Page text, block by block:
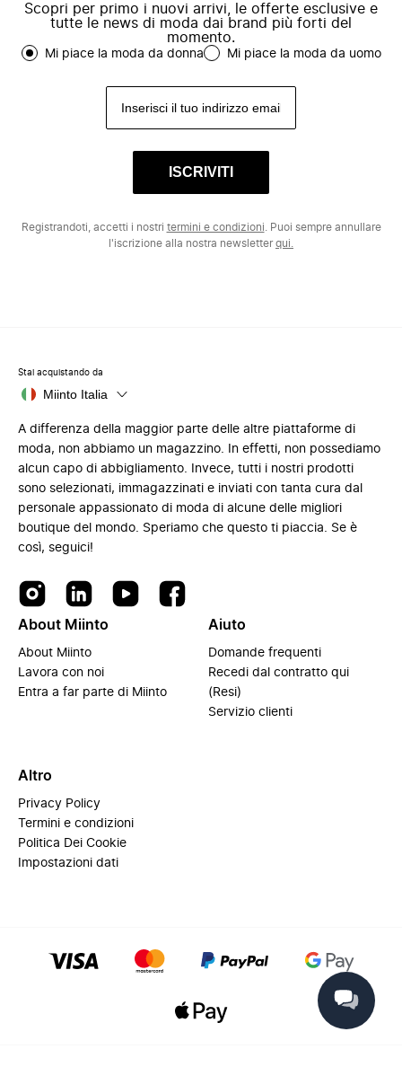
Scopri per primo i nuovi arrivi, le offerte esclusive e
tutte le news di moda dai brand più forti del
momento.
Mi piace la moda da donna Mi piace la moda da uomo
ISCRIVITI
Registrandoti, accetti i nostri termini e condizioni . Puoi sempre annullare
l'iscrizione alla nostra newsletterqui.
Stai acquistando da
Miinto Italia
A differenza della maggior parte delle altre piattaforme di
moda, non abbiamo un magazzino. In effetti, non possediamo
alcun capo di abbigliamento. Invece, tutti i nostri prodotti
sono selezionati, immagazzinati e inviati con tanta cura dal
personale appassionato di moda di alcune delle migliori
boutique del mondo. Speriamo che questo ti piaccia. Se è
così, seguici!
About Miinto
About Miinto
Lavora con noi
Entra a far parte di Miinto
Aiuto
Domande frequenti
Recedi dal contratto qui
(Resi)
Servizio clienti
Altro
Privacy Policy
Termini e condizioni
Politica Dei Cookie
Impostazioni dati